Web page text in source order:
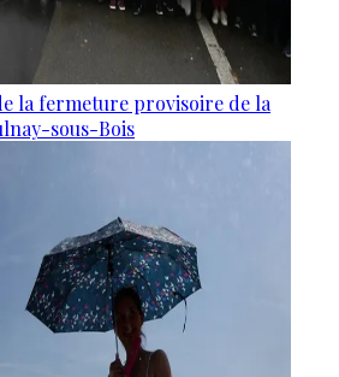
la fermeture provisoire de la
sous-Bois